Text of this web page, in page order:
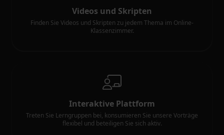
Videos und Skripten
Finden Sie Videos und Skripten zu jedem Thema im Online-
Klassenzimmer.
Interaktive Plattform
Treten Sie Lerngruppen bei, konsumieren Sie unsere Vorträge
flexibel und beteiligen Sie sich aktiv.